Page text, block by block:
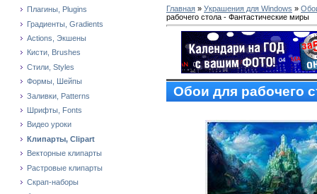
Плагины, Plugins
Градиенты, Gradients
Actions, Экшены
Кисти, Brushes
Стили, Styles
Формы, Шейпы
Заливки, Patterns
Шрифты, Fonts
Видео уроки
Клипарты, Clipart
Векторные клипарты
Растровые клипарты
Скрап-наборы
Главная » Украшения для Windows »
рабочего стола - Фантастические миры
Обои для рабочего